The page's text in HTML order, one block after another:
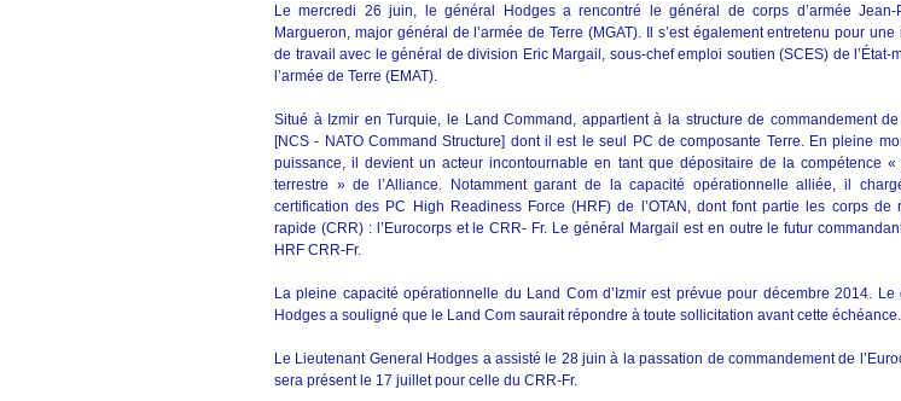
Le mercredi 26 juin, le général Hodges a rencontré le général de corps d’armée Jean-
Margueron, major général de l’armée de Terre (MGAT). Il s’est également entretenu pour une
de travail avec le général de division Eric Margail, sous-chef emploi soutien (SCES) de l’État-
l’armée de Terre (EMAT).
Situé à Izmir en Turquie, le Land Command, appartient à la structure de commandement de
[NCS - NATO Command Structure] dont il est le seul PC de composante Terre. En pleine
puissance, il devient un acteur incontournable en tant que dépositaire de la compétence «
terrestre » de l’Alliance. Notamment garant de la capacité opérationnelle alliée, il
certification des PC High Readiness Force (HRF) de l’OTAN, dont font partie les corps de
rapide (CRR) : l’Eurocorps et le CRR- Fr. Le général Margail est en outre le futur
HRF CRR-Fr.
La pleine capacité opérationnelle du Land Com d’Izmir est prévue pour décembre 2014. Le
Hodges a souligné que le Land Com saurait répondre à toute sollicitation avant cette échéance.
Le Lieutenant General Hodges a assisté le 28 juin à la passation de commandement de
sera présent le 17 juillet pour celle du CRR-Fr.